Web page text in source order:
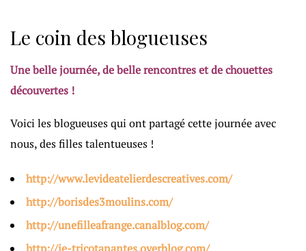
Le coin des blogueuses
Une belle journée, de belle rencontres et de chouettes
découvertes !
Voici les blogueuses qui ont partagé cette journée avec
nous, des filles talentueuses !
http://www.levideatelierdescreatives.com/
http://borisdes3moulins.com/
http://unefilleafrange.canalblog.com/